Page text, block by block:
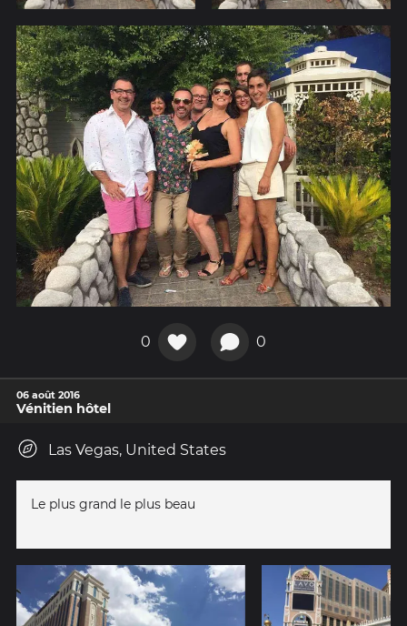
0 0
06 août 2016
Vénitien hôtel
Las Vegas, United States
Le plus grand le plus beau